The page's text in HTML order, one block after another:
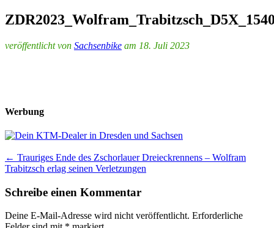
veröffentlicht von Sachsenbike am 18. Juli 2023
Werbung
Post
navigation
← Trauriges Ende des Zschorlauer Dreieckrennens – Wolfram
Trabitzsch erlag seinen Verletzungen
Schreibe einen Kommentar
Deine E-Mail-Adresse wird nicht veröffentlicht. Erforderliche